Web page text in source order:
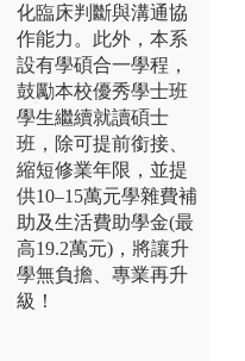
化臨床判斷與溝通協
作能力。此外，本系
設有學碩合一學程，
鼓勵本校優秀學士班
學生繼續就讀碩士
班，除可提前銜接、
縮短修業年限，並提
供10–15萬元學雜費補
助及生活費助學金(最
高19.2萬元)，將讓升
學無負擔、專業再升
級！